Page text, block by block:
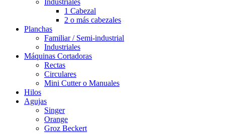
Industriales
1 Cabezal
2 o más cabezales
Planchas
Familiar / Semi-industrial
Industriales
Máquinas Cortadoras
Rectas
Circulares
Mini Cutter o Manuales
Hilos
Agujas
Singer
Orange
Groz Beckert